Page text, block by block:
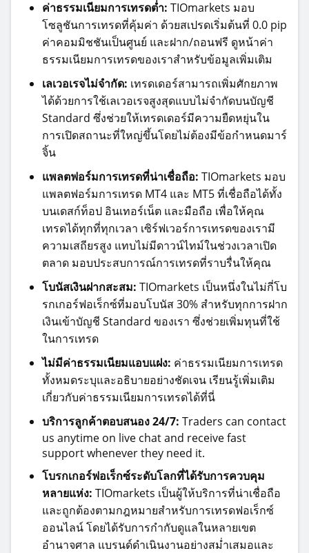
ค่าธรรมเนียมการเทรดต่ำ: TIOmarkets มอบ
โซลูชันการเทรดที่คุ้มค่า ด้วยสเปรดเริ่มต้นที่ 0.0 pip
ค่าคอมมิชชันเป็นศูนย์ และฝาก/ถอนฟรี ดูหน้าค่า
ธรรมเนียมการเทรดของเราสำหรับข้อมูลเพิ่มเติม
เลเวอเรจไม่จำกัด: เทรดเดอร์สามารถเพิ่มศักยภาพ
ได้ด้วยการใช้เลเวอเรจสูงสุดแบบไม่จำกัดบนบัญชี
Standard ซึ่งช่วยให้เทรดเดอร์มีความยืดหยุ่นใน
การเปิดสถานะที่ใหญ่ขึ้นโดยไม่ต้องมีข้อกำหนดมาร์
จิ้น
แพลตฟอร์มการเทรดที่น่าเชื่อถือ: TIOmarkets มอบ
แพลตฟอร์มการเทรด MT4 และ MT5 ที่เชื่อถือได้ทั้ง
บนเดสก์ท็อป อินเทอร์เน็ต และมือถือ เพื่อให้คุณ
เทรดได้ทุกที่ทุกเวลา เซิร์ฟเวอร์การเทรดของเรามี
ความเสถียรสูง แทบไม่มีดาวน์ไทม์ในช่วงเวลาเปิด
ตลาด มอบประสบการณ์การเทรดที่ราบรื่นให้คุณ
โบนัสเงินฝากสะสม: TIOmarkets เป็นหนึ่งในไม่กี่โบ
รกเกอร์ฟอเร็กซ์ที่มอบโบนัส 30% สำหรับทุกการฝาก
เงินเข้าบัญชี Standard ของเรา ซึ่งช่วยเพิ่มทุนที่ใช้
ในการเทรด
ไม่มีค่าธรรมเนียมแอบแฝง: ค่าธรรมเนียมการเทรด
ทั้งหมดระบุและอธิบายอย่างชัดเจน เรียนรู้เพิ่มเติม
เกี่ยวกับค่าธรรมเนียมการเทรดได้ที่นี่
บริการลูกค้าตอบสนอง 24/7: Traders can contact
us anytime on live chat and receive fast
support whenever they need it.
โบรกเกอร์ฟอเร็กซ์ระดับโลกที่ได้รับการควบคุม
หลายแห่ง: TIOmarkets เป็นผู้ให้บริการที่น่าเชื่อถือ
และถูกต้องตามกฎหมายสำหรับการเทรดฟอเร็กซ์
ออนไลน์ โดยได้รับการกำกับดูแลในหลายเขต
อำนาจศาล แบรนด์ดำเนินงานอย่างสม่ำเสมอและ